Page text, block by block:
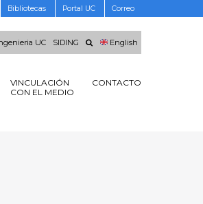
Bibliotecas Portal UC Correo
UC SIDING English
VINCULACIÓN
CON EL MEDIO
CONTACTO